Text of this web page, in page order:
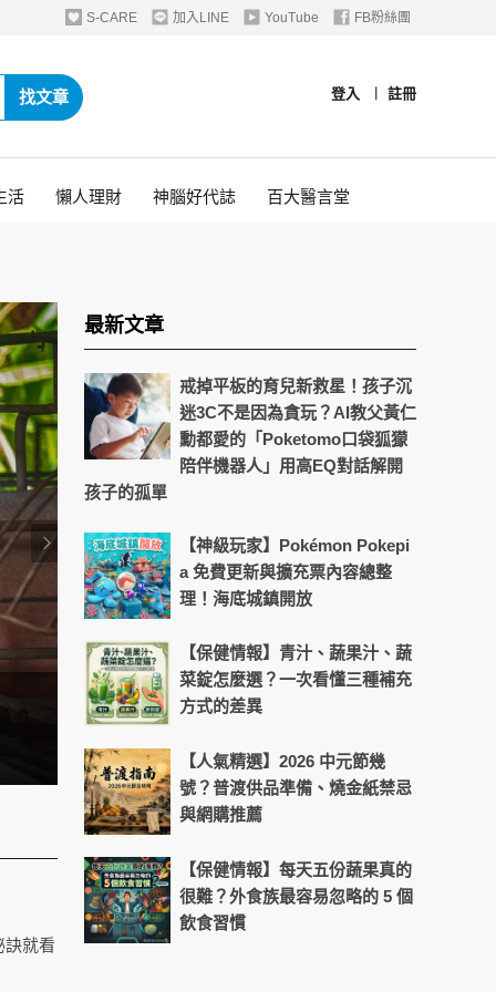
S-CARE 加入LINE YouTube FB粉絲團
登入 註冊
找文章
活 懶人理財 神腦好代誌 百大醫言堂
料理神器助陣！輕鬆掌控不將就的
訣就看
最新文章
戒掉平板的育兒新救星！孩子沉
迷3C不是因為貪玩？AI教父黃仁
勳都愛的「Poketomo口袋狐獴
陪伴機器人」用高EQ對話解開
孩子的孤單
【神級玩家】Pokémon Pokepi
a 免費更新與擴充票內容總整
理！海底城鎮開放
【保健情報】青汁、蔬果汁、蔬
菜錠怎麼選？一次看懂三種補充
方式的差異
【人氣精選】2026 中元節幾
號？普渡供品準備、燒金紙禁忌
與網購推薦
【保健情報】每天五份蔬果真的
很難？外食族最容易忽略的 5 個
飲食習慣